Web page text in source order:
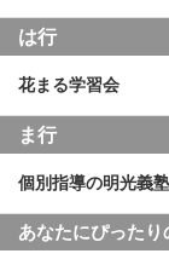
は行
花まる学習会
ま行
個別指導の明光義塾
あなたにぴった